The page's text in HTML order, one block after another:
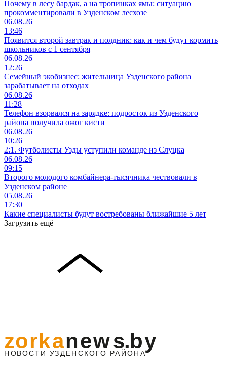
Почему в лесу бардак, а на тропинках ямы: ситуацию
прокомментировали в Узденском лесхозе
06.08.26
13:46
Появится второй завтрак и полдник: как и чем будут кормить
школьников с 1 сентября
06.08.26
12:26
Семейный экобизнес: жительница Узденского района
зарабатывает на отходах
06.08.26
11:28
Телефон взорвался на зарядке: подросток из Узденского
района получила ожог кисти
06.08.26
10:26
2:1. Футболисты Узды уступили команде из Слуцка
06.08.26
09:15
Второго молодого комбайнера-тысячника чествовали в
Узденском районе
05.08.26
17:30
Какие специалисты будут востребованы ближайшие 5 лет
Загрузить ещё